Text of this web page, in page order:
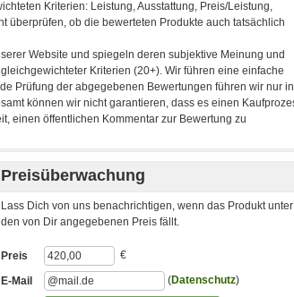
Preisüberwachung
Lass Dich von uns benachrichtigen, wenn das Produkt unter
den von Dir angegebenen Preis fällt.
Preis €
E-Mail (Datenschutz)